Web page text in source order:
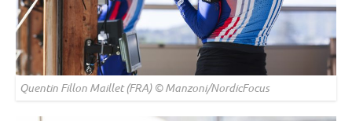
Quentin Fillon Maillet (FRA) © Manzoni/NordicFocus